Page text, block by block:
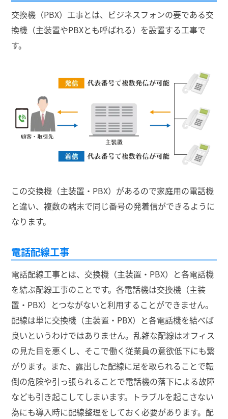
交換機（PBX）工事とは、ビジネスフォンの要である交
換機（主装置やPBXとも呼ばれる）を設置する工事で
す。
この交換機（主装置・PBX）があるので家庭用の電話機
と違い、複数の端末で同じ番号の発着信ができるように
なります。
電話配線工事
電話配線工事とは、交換機（主装置・PBX）と各電話機
を結ぶ配線工事のことです。各電話機は交換機（主装
置・PBX）とつながないと利用することができません。
配線は単に交換機（主装置・PBX）と各電話機を結べば
良いというわけではありません。乱雑な配線はオフィス
の見た目を悪くし、そこで働く従業員の意欲低下にも繋
がります。また、露出した配線に足を取られることで転
倒の危険や引っ張られることで電話機の落下による故障
なども引き起こしてしまいます。トラブルを起こさない
為にも導入時に配線整理をしておく必要があります。配